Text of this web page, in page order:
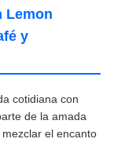
Lemon
y
cotidiana con
de la amada
el encanto